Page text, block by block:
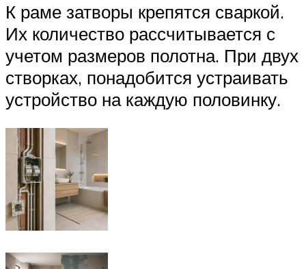
К раме затворы крепятся сваркой.
Их количество рассчитывается с
учетом размеров полотна. При двух
створках, понадобится устраивать
устройство на каждую половинку.